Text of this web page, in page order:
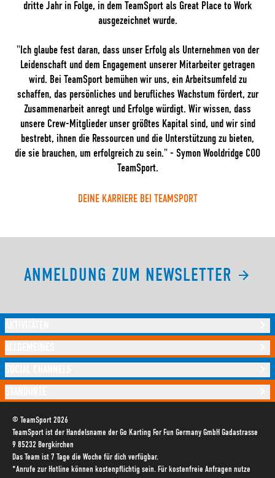
dritte Jahr in Folge, in dem TeamSport als Great Place to Work
ausgezeichnet wurde.
"Ich glaube fest daran, dass unser Erfolg als Unternehmen von der
Leidenschaft und dem Engagement unserer Mitarbeiter getragen
wird. Bei TeamSport bemühen wir uns, ein Arbeitsumfeld zu
schaffen, das persönliches und berufliches Wachstum fördert, zur
Zusammenarbeit anregt und Erfolge würdigt. Wir wissen, dass
unsere Crew-Mitglieder unser größtes Kapital sind, und wir sind
bestrebt, ihnen die Ressourcen und die Unterstützung zu bieten,
die sie brauchen, um erfolgreich zu sein." - Symon Wooldridge COO
TeamSport.
DEINE KARRIERE BEI TEAMSPORT
ANMELDUNG ZUM NEWSLETTER
© TeamSport 2026
TeamSport ist der Handelsname der Go Karting For Fun Germany GmbH Gadastrasse
9 85232 Bergkirchen
Das Team ist 7 Tage die Woche für dich verfügbar.
*Anrufe zur Hotline können kostenpflichtig sein. Für kostenfreie Anfragen nutze